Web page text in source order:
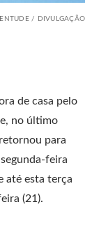
/ DIVULGAÇÃO
de casa pelo
no último
para
feira
até esta terça
(21).